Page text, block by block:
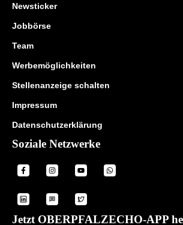
Newsticker
Jobbörse
Team
Werbemöglichkeiten
Stellenanzeige schalten
Impressum
Datenschutzerklärung
Soziale Netzwerke
Jetzt OBERPFALZECHO-APP